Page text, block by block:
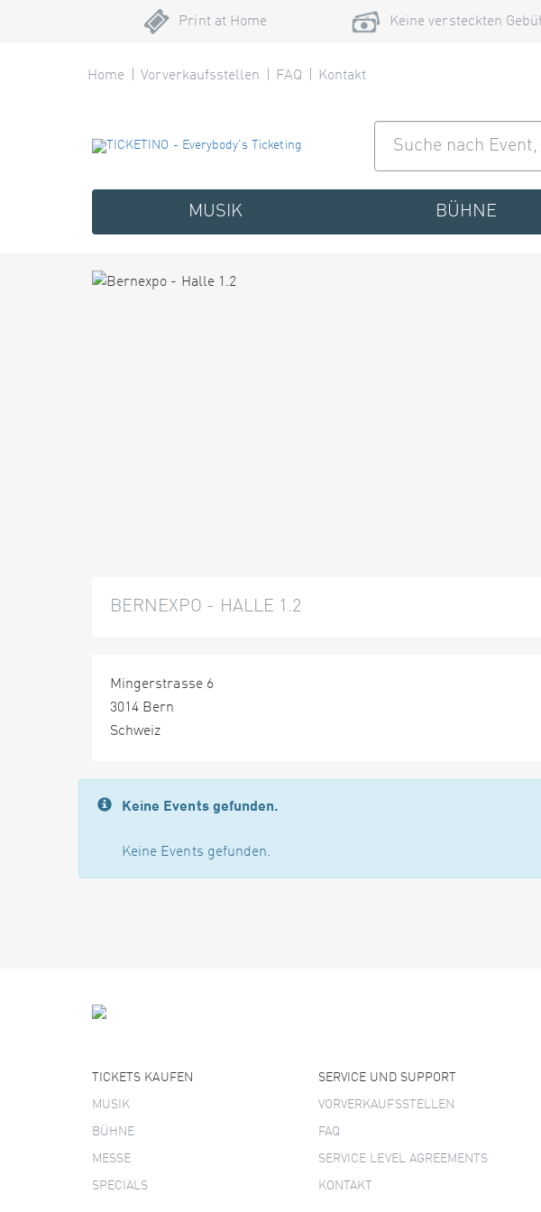
Print at Home Keine versteckten
Home Vorverkaufsstellen FAQ Kontakt
MUSIK BÜHNE
BERNEXPO - HALLE 1.2
Mingerstrasse 6
3014 Bern
Schweiz
Keine Events gefunden.
Keine Events gefunden.
TICKETS KAUFEN
MUSIK
BÜHNE
MESSE
SPECIALS
SERVICE UND SUPPORT
VORVERKAUFSSTELLEN
FAQ
SERVICE LEVEL AGREEMENTS
KONTAKT